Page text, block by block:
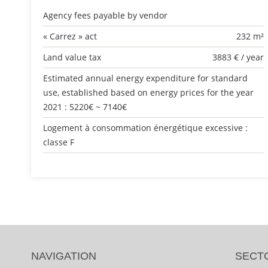
Agency fees payable by vendor
« Carrez » act
232 m²
Land value tax
3883 € / year
Estimated annual energy expenditure for standard
use, established based on energy prices for the year
2021 : 5220€ ~ 7140€
Logement à consommation énergétique excessive :
classe F
NAVIGATION